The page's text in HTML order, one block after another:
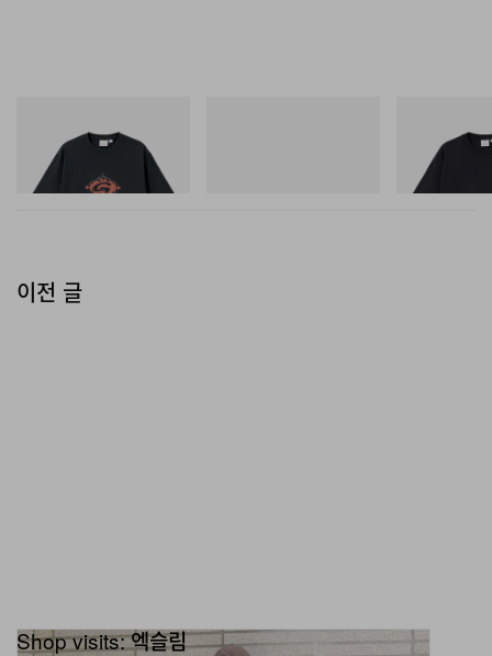
Flame Tee
쇼핑하기
One Point
쇼핑하기
이전 글
Shop visits: 엑슬림